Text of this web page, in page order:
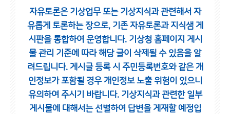
자유토론은 기상업무 또는 기상지식과 관련해서 자
유롭게 토론하는 장으로, 기존 자유토론과 지식샘 게
시판을 통합하여 운영합니다. 기상청 홈페이지 게시
물 관리 기준에 따라 해당 글이 삭제될 수 있음을 알
려드립니다. 게시글 등록 시 주민등록번호와 같은 개
인정보가 포함될 경우 개인정보 노출 위험이 있으니
유의하여 주시기 바랍니다. 기상지식과 관련한 일부
게시물에 대해서는 선별하여 답변을 게재할 예정입